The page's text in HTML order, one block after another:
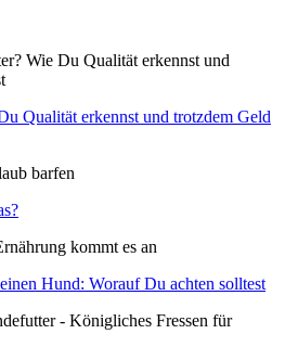
Qua­li­tät erkennst und trotz­dem Geld
Hund: Wor­auf Du ach­ten soll­test